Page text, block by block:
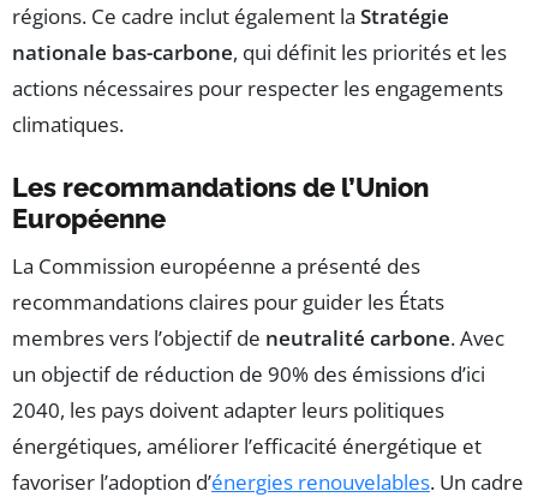
régions. Ce cadre inclut également la Stratégie
nationale bas-carbone, qui définit les priorités et les
actions nécessaires pour respecter les engagements
climatiques.
Les recommandations de l’Union
Européenne
La Commission européenne a présenté des
recommandations claires pour guider les États
membres vers l’objectif de neutralité carbone. Avec
un objectif de réduction de 90% des émissions d’ici
2040, les pays doivent adapter leurs politiques
énergétiques, améliorer l’efficacité énergétique et
favoriser l’adoption d’énergies renouvelables. Un cadre